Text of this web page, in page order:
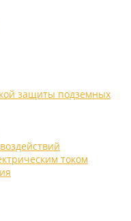
защиты подземных
током